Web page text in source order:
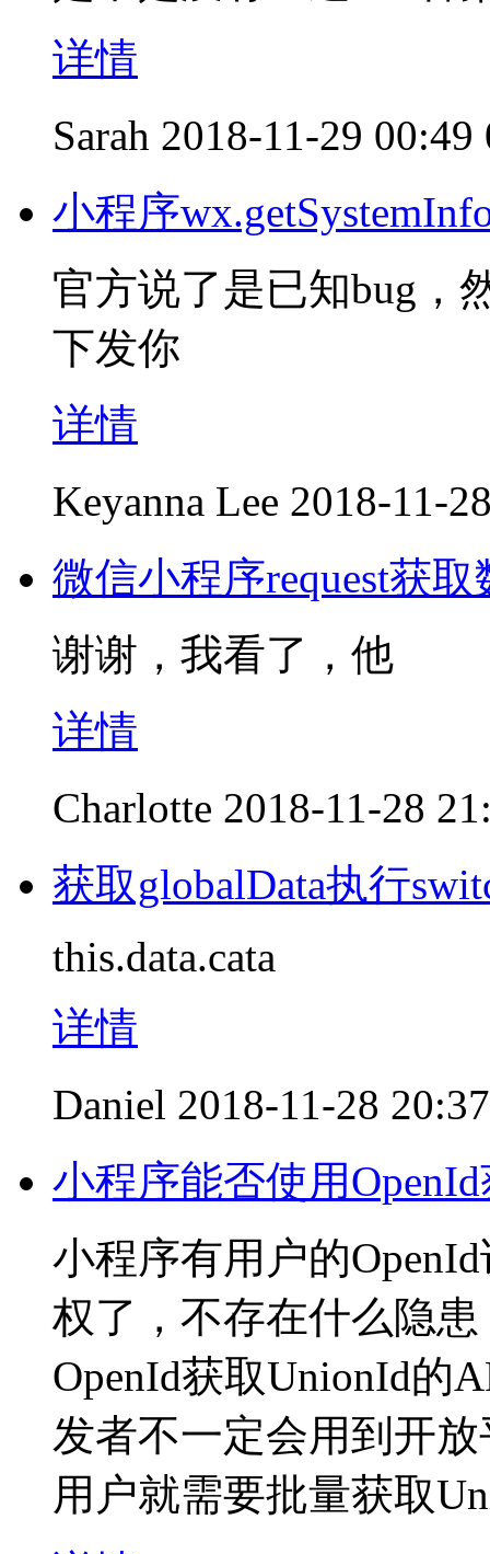
详情
Sarah 2018-11-29 00:49
小程序
官方说了是已知bug，
下发你
详情
Keyanna Lee 2018-11-
微信小程序request获取
谢谢，我看了，他
详情
Charlotte 2018-11-28
获取globalData执行
this.data.cata
详情
Daniel 2018-11-28 20:37
小程序能否使用
小程序有用户的
权了，不存在什么隐
OpenId获取UnionId的
发者不一定会用到开
用户就需要批量获取